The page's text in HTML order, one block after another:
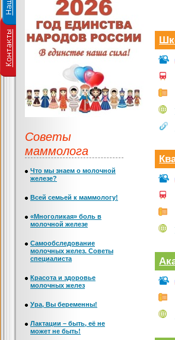
Советы
маммолога
Что мы знаем о молочной
железе?
Всей семьей к маммологу!
«Многоликая» боль в
молочной железе
Самообследование
молочных желез. Советы
специалиста
Красота и здоровье
молочных желез
Ура, Вы беременны!
Лактации – быть, её не
может не быть!